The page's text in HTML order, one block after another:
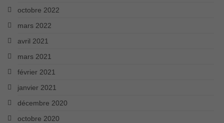
octobre 2022
mars 2022
avril 2021
mars 2021
février 2021
janvier 2021
décembre 2020
octobre 2020